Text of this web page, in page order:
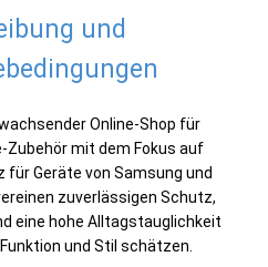
und
Online-Shop für
mit dem Fokus auf
für Geräte von Samsung und
zuverlässigen Schutz,
eine hohe Alltagstauglichkeit
und Stil schätzen.